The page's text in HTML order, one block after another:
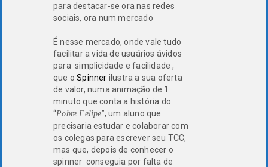
para destacar-se ora nas redes
sociais, ora num mercado
É nesse mercado, onde vale tudo
facilitar a vida de usuários ávidos
para simplicidade e facilidade ,
que oSpinner ilustra a sua oferta
de valor, numa animação de 1
minuto que conta a história do
“Pobre Felipe”, um aluno que
precisaria estudar e colaborar com
os colegas para escrever seu TCC,
mas que, depois de conhecer o
spinner conseguia por falta de